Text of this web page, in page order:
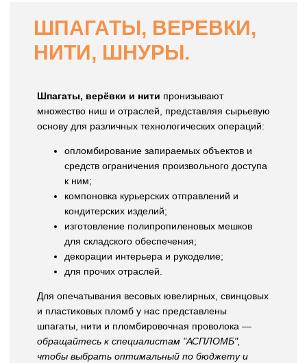
ШПАГАТЫ, ВЕРЕВКИ,
НИТИ, ШНУРЫ.
Шпагаты, верёвки и нити пронизывают
множество ниш и отраслей, представляя сырьевую
основу для различных технологических операций:
опломбирование запираемых объектов и
средств ограничения произвольного доступа
к ним;
компоновка курьерских отправлений и
кондитерских изделий;
изготовление полипропиленовых мешков
для складского обеспечения;
декорации интерьера и рукоделие;
для прочих отраслей.
Для опечатывания весовых ювелирных, свинцовых
и пластиковых пломб у нас представлены
шпагаты, нити и пломбировочная проволока —
обращайтесь к специалистам "АСПЛОМБ",
чтобы выбрать оптимальный по бюджету и